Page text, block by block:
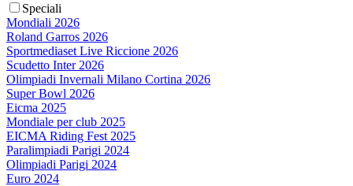
Speciali
Mondiali 2026
Roland Garros 2026
Sportmediaset Live Riccione 2026
Scudetto Inter 2026
Olimpiadi Invernali Milano Cortina 2026
Super Bowl 2026
Eicma 2025
Mondiale per club 2025
EICMA Riding Fest 2025
Paralimpiadi Parigi 2024
Olimpiadi Parigi 2024
Euro 2024